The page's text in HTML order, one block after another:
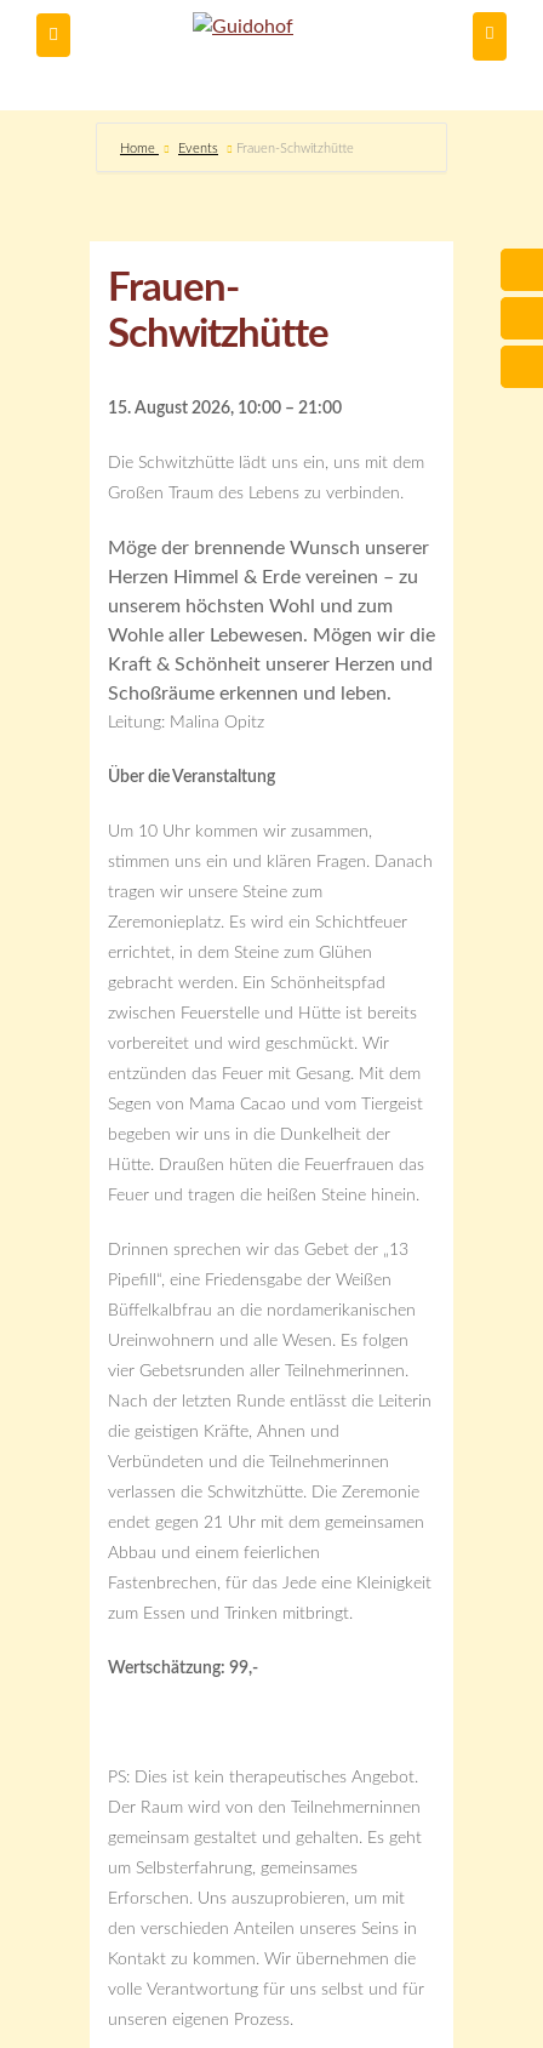
Du
Home Events Frauen-Schwitzhütte
Frauen-
Schwitzhütte
15. August 2026, 10:00 – 21:00
Die Schwitzhütte lädt uns ein, uns mit dem
Großen Traum des Lebens zu verbinden.
Möge der brennende Wunsch unserer
Herzen Himmel & Erde vereinen – zu
unserem höchsten Wohl und zum
Wohle aller Lebewesen. Mögen wir die
Kraft & Schönheit unserer Herzen und
Schoßräume erkennen und leben.
Leitung: Malina Opitz
Über die Veranstaltung
Um 10 Uhr kommen wir zusammen,
stimmen uns ein und klären Fragen. Danach
tragen wir unsere Steine zum
Zeremonieplatz. Es wird ein Schichtfeuer
errichtet, in dem Steine zum Glühen
gebracht werden. Ein Schönheitspfad
zwischen Feuerstelle und Hütte ist bereits
vorbereitet und wird geschmückt. Wir
entzünden das Feuer mit Gesang. Mit dem
Segen von Mama Cacao und vom Tiergeist
begeben wir uns in die Dunkelheit der
Hütte. Draußen hüten die Feuerfrauen das
Feuer und tragen die heißen Steine hinein.
Drinnen sprechen wir das Gebet der „13
Pipefill“, eine Friedensgabe der Weißen
Büffelkalbfrau an die nordamerikanischen
Ureinwohnern und alle Wesen. Es folgen
vier Gebetsrunden aller Teilnehmerinnen.
Nach der letzten Runde entlässt die Leiterin
die geistigen Kräfte, Ahnen und
Verbündeten und die Teilnehmerinnen
verlassen die Schwitzhütte. Die Zeremonie
endet gegen 21 Uhr mit dem gemeinsamen
Abbau und einem feierlichen
Fastenbrechen, für das Jede eine Kleinigkeit
zum Essen und Trinken mitbringt.
Wertschätzung: 99,-
PS: Dies ist kein therapeutisches Angebot.
Der Raum wird von den Teilnehmerninnen
gemeinsam gestaltet und gehalten. Es geht
um Selbsterfahrung, gemeinsames
Erforschen. Uns auszuprobieren, um mit
den verschieden Anteilen unseres Seins in
Kontakt zu kommen. Wir übernehmen die
volle Verantwortung für uns selbst und für
unseren eigenen Prozess.